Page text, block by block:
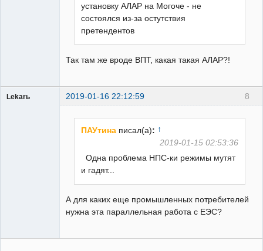
установку АЛАР на Могоче - не
состоялся из-за остутствия
претендентов
Так там же вроде ВПТ, какая такая АЛАР?!
8
Lekarь 2019-01-16 22:12:59
ПАУтина писал(а): ↑
2019-01-15 02:53:36
Одна проблема НПС-ки режимы мутят
и гадят...
А для каких еще промышленных потребителей
нужна эта параллельная работа с ЕЭС?